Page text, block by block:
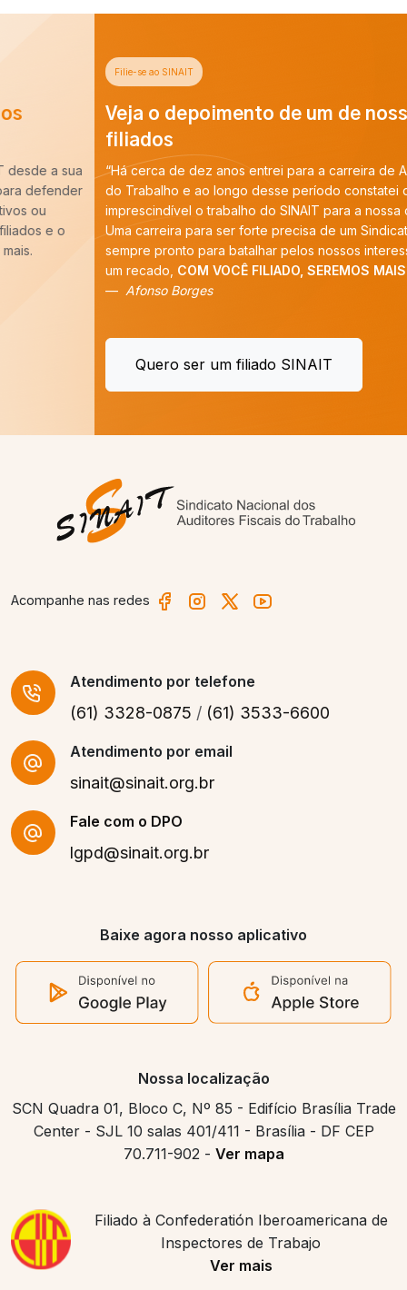
Veja o depoimento de um de nossos
“Há cerca de dez anos entrei para a carreira de Auditoria-Fiscal
do Trabalho e ao longo desse período constatei que é
imprescindível o trabalho do SINAIT para a nossa categoria.
Uma carreira para ser forte precisa de um Sindicato forte,
sempre pronto para batalhar pelos nossos interesses. E tenho
COM VOCÊ FILIADO, SEREMOS MAIS!”
Afonso Borges
Quero ser um filiado SINAIT
Acompanhe nas redes
Atendimento por telefone
(61) 3328-0875 / (61) 3533-6600
Atendimento por email
sinait@sinait.org.br
Fale com o DPO
lgpd@sinait.org.br
Baixe agora nosso aplicativo
Nossa localização
SCN Quadra 01, Bloco C, Nº 85 - Edifício Brasília Trade
Center - SJL 10 salas 401/411 - Brasília - DF CEP
70.711-902 - Ver mapa
Filiado à Confederatión Iberoamericana de
Inspectores de Trabajo
Ver mais